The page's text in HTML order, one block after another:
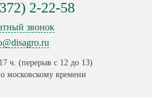
2-22-58
звонок
ч. (перерыв с 12 до 13)
времени